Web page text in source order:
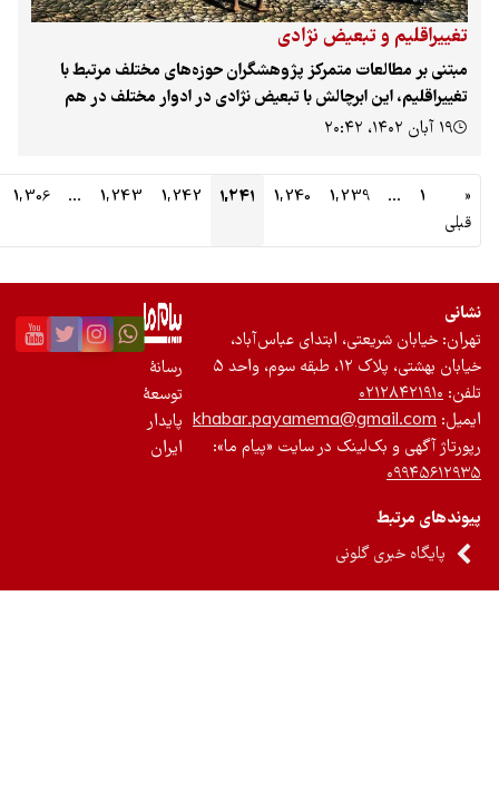
و تبعیض نژادی
بر مطالعات متمرکز پژوهشگران حوزه‌های مختلف مرتبط با
این ابرچالش با تبعیض نژادی در ادوار مختلف در هم
است.
1
1,239
1,240
1,241
1,242
1,243
…
1,306
بعدی
خیابان شریعتی، ابتدای عباس‌آباد،
پلاک ۱۲، طبقه سوم، واحد ۵
۰۲۱۲۸۴۲۱۹۱۰
khabar.payamema@gmail.com
آگهی و بک‌لینک در سایت «پیام ما»:
مرتبط
پایگاه خبری گلونی
رسانۀ
پایدار
ایران